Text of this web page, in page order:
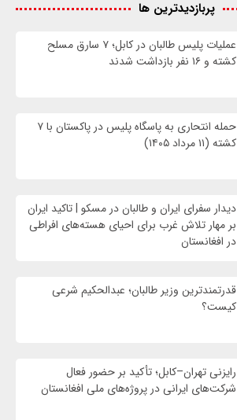
پربازدیدترین ها
عملیات پلیس طالبان در کابل؛ ۷ سارق مسلح
کشته و ۱۶ نفر بازداشت شدند
حمله انتحاری به پاسگاه پلیس در پاکستان با ۷
کشته (۱۱ مرداد ۱۴۰۵)
دیدار سفرای ایران و طالبان در مسکو | تاکید ایران
بر مهار تلاش‌ غرب برای احیای هسته‌های افراطی
در افغانستان
قدرتمندترین وزیر طالبان؛ عبدالحکیم شرعی
کیست؟
رایزنی تهران–کابل؛ تأکید بر حضور فعال
شرکت‌های ایرانی در پروژه‌های ملی افغانستان